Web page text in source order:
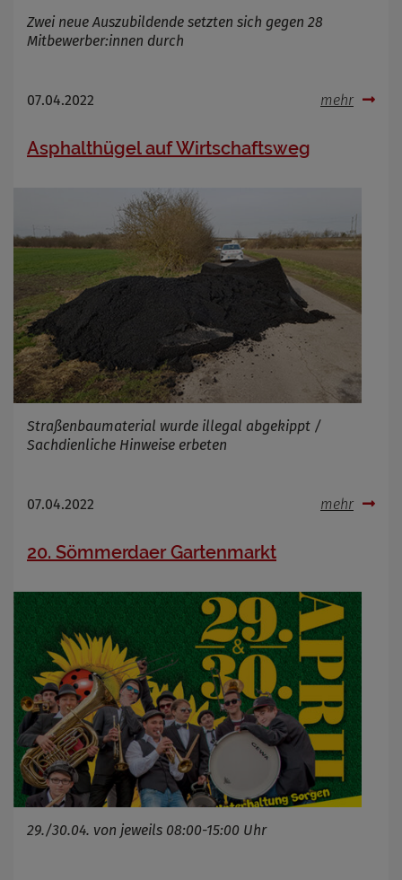
Zwei neue Auszubildende setzten sich gegen 28
Mitbewerber:innen durch
07.04.2022 mehr
Asphalthügel auf Wirtschaftsweg
Straßenbaumaterial wurde illegal abgekippt /
Sachdienliche Hinweise erbeten
07.04.2022 mehr
20. Sömmerdaer Gartenmarkt
29./30.04. von jeweils 08:00-15:00 Uhr